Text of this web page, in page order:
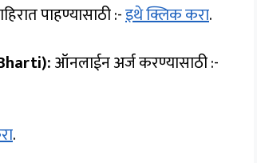
पाहण्यासाठी :-इथे क्लिक करा.
ऑनलाईन अर्ज करण्यासाठी :-
.